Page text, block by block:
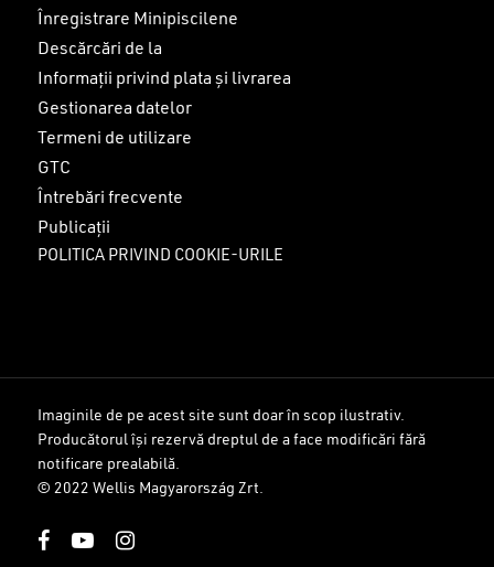
Sub-total:
Înregistrare Minipiscilene
Descărcări de la
Informații privind plata și livrarea
Gestionarea datelor
Termeni de utilizare
GTC
Întrebări frecvente
Publicații
POLITICA PRIVIND COOKIE-URILE
Imaginile de pe acest site sunt doar în scop ilustrativ.
Producătorul își rezervă dreptul de a face modificări fără
notificare prealabilă.
© 2022 Wellis Magyarország Zrt.
facebookyoutubeinstagram